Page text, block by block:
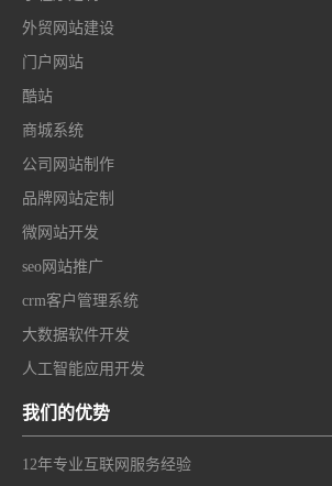
外贸网站建设
门户网站
酷站
商城系统
公司网站制作
品牌网站定制
微网站开发
seo网站推广
crm客户管理系统
大数据软件开发
人工智能应用开发
我们的优势
12年专业互联网服务经验